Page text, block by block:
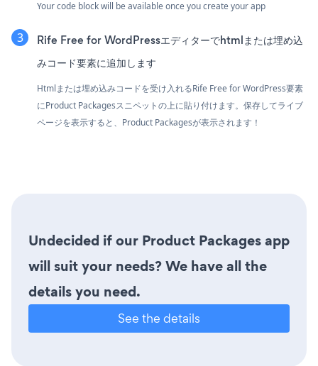
Your code block will be available once you create your app
Rife Free for WordPressエディターでhtmlまたは埋め込
みコード要素に追加します
Htmlまたは埋め込みコードを受け入れるRife Free for WordPress要素
にProduct Packagesスニペットの上に貼り付けます。保存してライブ
ページを表示すると、Product Packagesが表示されます！
Undecided if our Product Packages app
will suit your needs? We have all the
details you need.
See the details